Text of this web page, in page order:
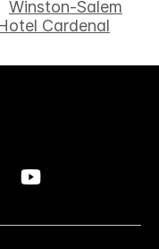
Winston-Salem
Cardenal